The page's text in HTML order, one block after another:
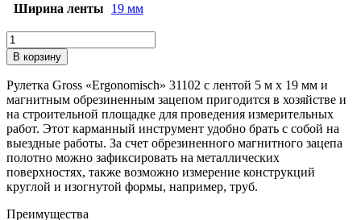
Ширина ленты 19 мм
Количество
товара
Рулетка
"Ergonomisch",
5
м
x
19
мм,
магнитный
обрезиненный
зацеп
Gross
В корзину
Рулетка Gross «Ergonomisch» 31102 с лентой 5 м х 19 мм и
магнитным обрезиненным зацепом пригодится в хозяйстве и
на строительной площадке для проведения измерительных
работ. Этот карманный инструмент удобно брать с собой на
выездные работы. За счет обрезиненного магнитного зацепа
полотно можно зафиксировать на металлических
поверхностях, также возможно измерение конструкций
круглой и изогнутой формы, например, труб.
Преимущества